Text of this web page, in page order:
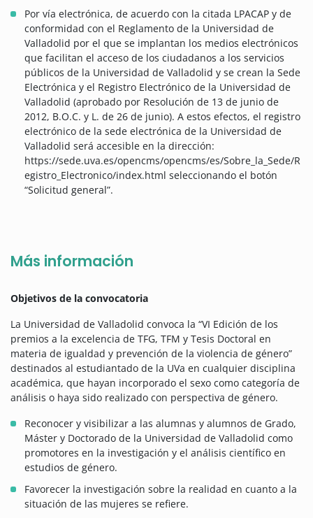
Por vía electrónica, de acuerdo con la citada LPACAP y de
conformidad con el Reglamento de la Universidad de
Valladolid por el que se implantan los medios electrónicos
que facilitan el acceso de los ciudadanos a los servicios
públicos de la Universidad de Valladolid y se crean la Sede
Electrónica y el Registro Electrónico de la Universidad de
Valladolid (aprobado por Resolución de 13 de junio de
2012, B.O.C. y L. de 26 de junio). A estos efectos, el registro
electrónico de la sede electrónica de la Universidad de
Valladolid será accesible en la dirección:
https://sede.uva.es/opencms/opencms/es/Sobre_la_Sede/R
egistro_Electronico/index.html seleccionando el botón
“Solicitud general”.
Más información
Objetivos de la convocatoria
La Universidad de Valladolid convoca la “VI Edición de los
premios a la excelencia de TFG, TFM y Tesis Doctoral en
materia de igualdad y prevención de la violencia de género”
destinados al estudiantado de la UVa en cualquier disciplina
académica, que hayan incorporado el sexo como categoría de
análisis o haya sido realizado con perspectiva de género.
Reconocer y visibilizar a las alumnas y alumnos de Grado,
Máster y Doctorado de la Universidad de Valladolid como
promotores en la investigación y el análisis científico en
estudios de género.
Favorecer la investigación sobre la realidad en cuanto a la
situación de las mujeres se refiere.